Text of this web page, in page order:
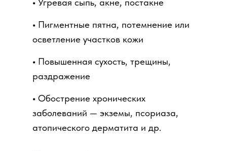
• Обострение хронических
заболеваний — экземы, псориаза,
атопического дерматита и др.
• Повышенная сухость, трещины,
раздражение
• Пигментные пятна, потемнение или
осветление участков кожи